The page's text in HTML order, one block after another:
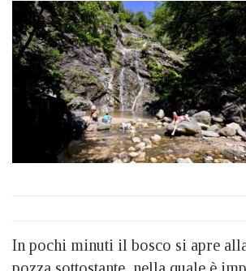
In pochi minuti il bosco si apre